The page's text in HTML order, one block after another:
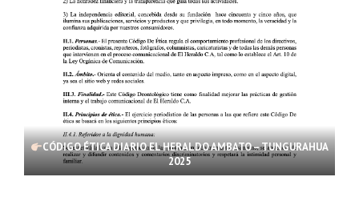
CÓDIGO ÉTICA DIARIO EL HERALDO AMBATO – TUNGURAHUA
2025